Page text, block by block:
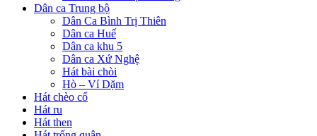
Dân ca Trung bộ
Dân Ca Bình Trị Thiên
Dân ca Huế
Dân ca khu 5
Dân ca Xứ Nghệ
Hát bài chòi
Hò – Ví Dặm
Hát chèo cổ
Hát ru
Hát then